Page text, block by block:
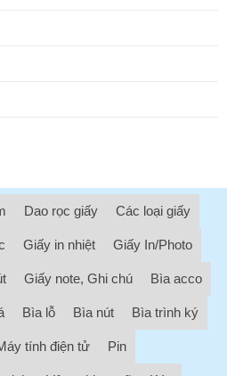
Dao rọc giấy Các loại giấy
Giấy in nhiệt Giấy In/Photo
Giấy note, Ghi chú Bìa acco
Bìa lỗ Bìa nút Bìa trình ký
tính điện tử Pin